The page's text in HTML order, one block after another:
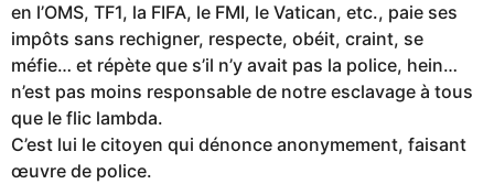
en l’OMS, TF1, la FIFA, le FMI, le Vatican, etc., paie ses
impôts sans rechigner, respecte, obéit, craint, se
méfie… et répète que s’il n’y avait pas la police, hein…
n’est pas moins responsable de notre esclavage à tous
que le flic lambda.
C’est lui le citoyen qui dénonce anonymement, faisant
œuvre de police.